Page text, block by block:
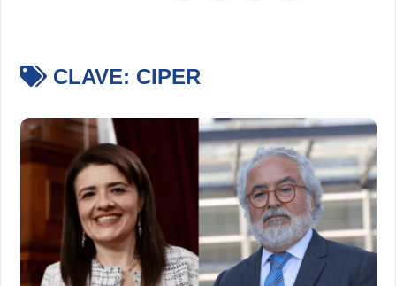
CLAVE: CIPER